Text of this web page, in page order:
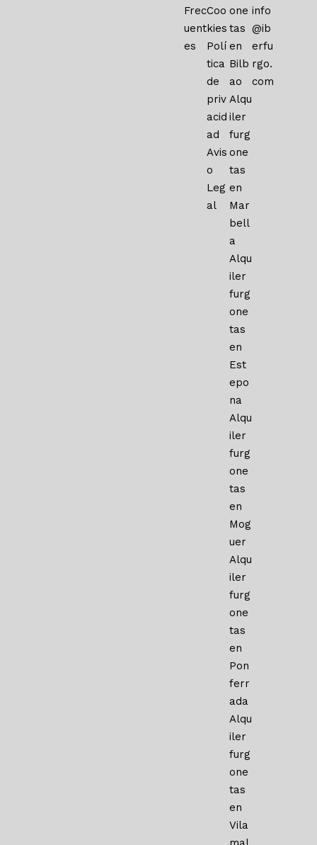
Frec
uent
es
Coo
kies
Polí
tica
de
priv
acid
ad
Avis
o
Leg
al
one
tas
en
Bilb
ao
Alqu
iler
furg
one
tas
en
Mar
bell
a
Alqu
iler
furg
one
tas
en
Est
epo
na
Alqu
iler
furg
one
tas
en
Mog
uer
Alqu
iler
furg
one
tas
en
Pon
ferr
ada
Alqu
iler
furg
one
tas
en
Vila
info
@ib
erfu
rgo.
com